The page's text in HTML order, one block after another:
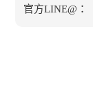
官方LINE@：